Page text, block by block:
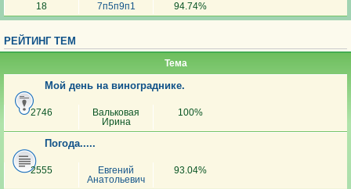
18 7п5п9п1 94.74%
РЕЙТИНГ ТЕМ
Тема
Мой день на винограднике.
2746
Вальковая
Ирина
100%
Погода.....
2555
Евгений
Анатольевич
93.04%